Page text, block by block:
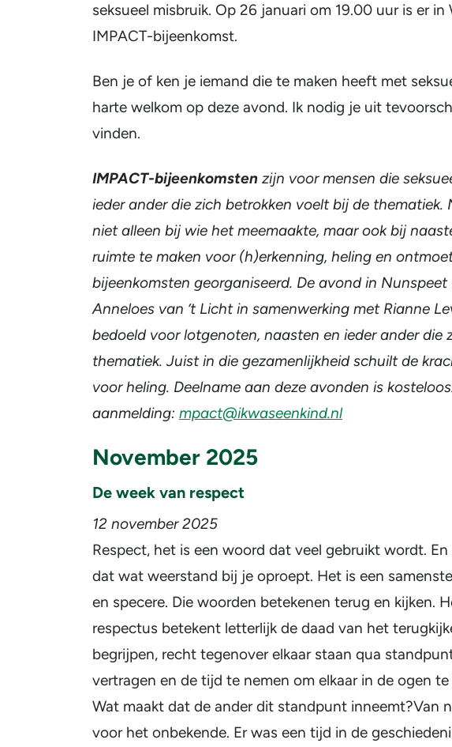
seksueel misbruik. Op 26 januari om 19.00 uur is er
IMPACT-bijeenkomst.
Ben je of ken je iemand die te maken heeft met
harte welkom op deze avond. Ik nodig je uit
vinden.
IMPACT-bijeenkomsten zijn voor mensen die
ieder ander die zich betrokken voelt bij de thematiek.
niet alleen bij wie het meemaakte, maar ook bij
ruimte te maken voor (h)erkenning, heling en
bijeenkomsten georganiseerd. De avond in
Anneloes van ’t Licht in samenwerking met Rianne
bedoeld voor lotgenoten, naasten en ieder ander die
thematiek. Juist in die gezamenlijkheid schuilt de
voor heling. Deelname aan deze avonden is
aanmelding: mpact@ikwaseenkind.nl
November 2025
De week van respect
12 november 2025
Respect, het is een woord dat veel gebruikt wordt.
dat wat weerstand bij je oproept. Het is een
en specere. Die woorden betekenen terug en kijken.
respectus betekent letterlijk de daad van het
begrijpen, recht tegenover elkaar staan qua
vertragen en de tijd te nemen om elkaar in de ogen
Wat maakt dat de ander dit standpunt inneemt?Van
voor het onbekende. Er was een tijd in de